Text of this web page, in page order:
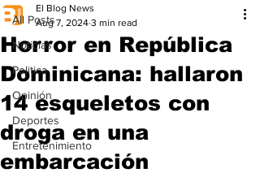
All Posts
Noticias
Politica
Opinión
Deportes
Entretenimiento
Horror en República
Dominicana: hallaron
14 esqueletos con
droga en una
embarcación
El Blog News
Aug 7, 2024 3 min read